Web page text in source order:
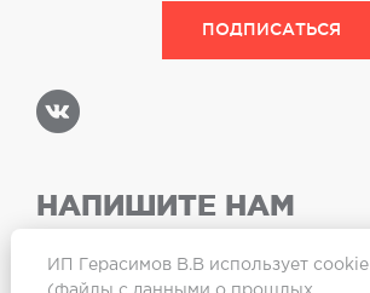
НАПИШИТЕ НАМ
ИП Герасимов В.В использует cookie